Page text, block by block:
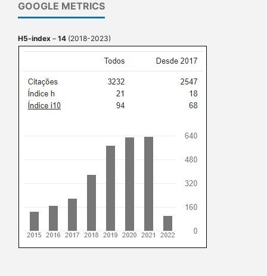
GOOGLE METRICS
H5-index – 14 (2018-2023)